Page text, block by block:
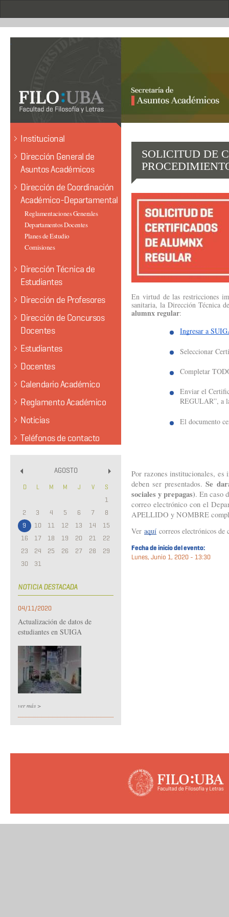
.
Institucional
Dirección General de
Asuntos Académicos
Dirección de Coordinación
Académico-Departamental
Reglamentaciones Generales
Departamentos Docentes
Planes de Estudio
Comisiones
Dirección Técnica de
Estudiantes
Dirección de Profesores
Dirección de Concursos
Docentes
Estudiantes
Docentes
Calendario Académico
Reglamento Académico
Noticias
Teléfonos de contacto
AGOSTO
D L M M J V S
1
2
3 4 5 6 7
8
9
10 11 12 13 14
15
16
17 18 19 20 21
22
23
24 25 26 27 28
29
30
31
NOTICIA DESTACADA
04/11/2020
Actualización de datos de
estudiantes en SUIGA
ver más >
SOLICITUD DE
En virtud de las restricciones
sanitaria, la Dirección Técnica
alumnx regular:
Ingresar a
Seleccionar
Completar
Enviar el
REGULAR”, a
El documento
Por razones institucionales, es
deben ser presentados. Se
sociales y prepagas). En caso
correo electrónico con el
APELLIDO y NOMBRE
Ver aquí correos electrónicos de
Fecha de inicio del evento:
Lunes, Junio 1, 2020 - 13:30